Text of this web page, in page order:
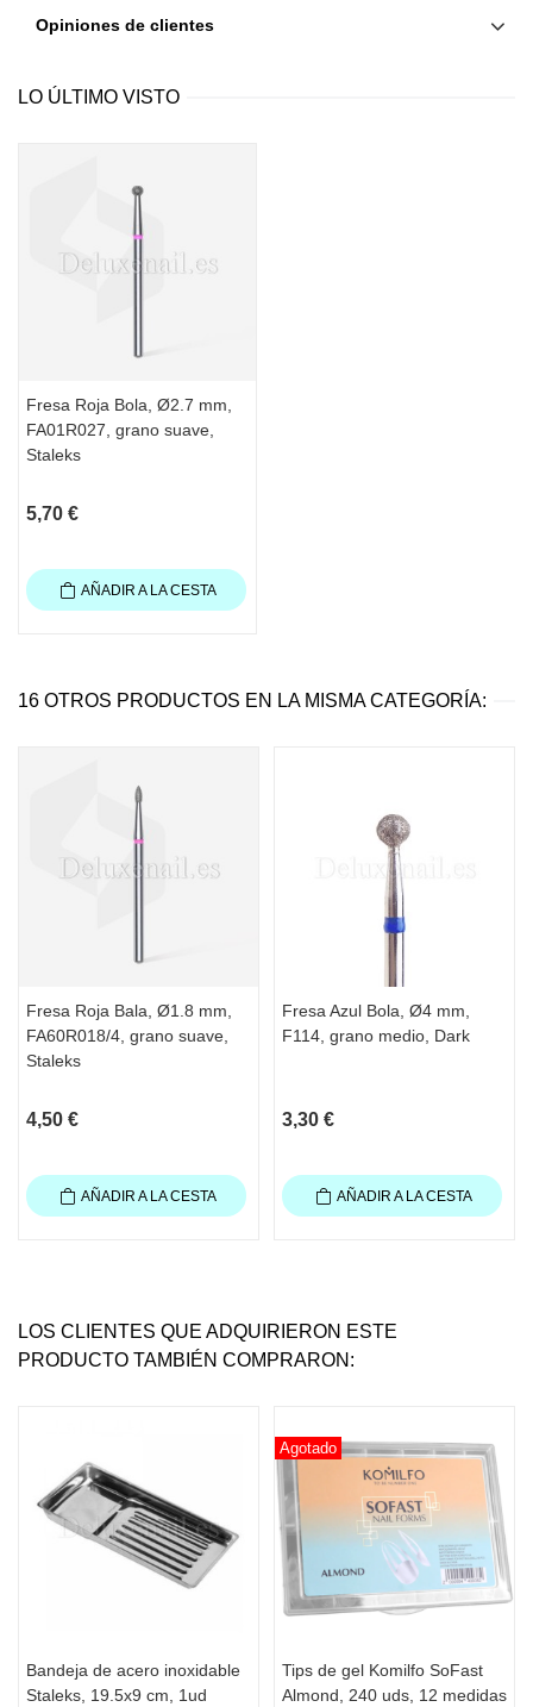
Opiniones de clientes
LO ÚLTIMO VISTO
Fresa Roja Bola, Ø2.7 mm,
FA01R027, grano suave,
Staleks
5,70 €
AÑADIR A LA CESTA
16 OTROS PRODUCTOS EN LA MISMA CATEGORÍA:
Fresa Roja Bala, Ø1.8 mm,
FA60R018/4, grano suave,
Staleks
4,50 €
AÑADIR A LA CESTA
Fresa Azul Bola, Ø4 mm,
F114, grano medio, Dark
3,30 €
AÑADIR A LA CESTA
LOS CLIENTES QUE ADQUIRIERON ESTE
PRODUCTO TAMBIÉN COMPRARON:
Bandeja de acero inoxidable
Staleks, 19.5x9 cm, 1ud
Agotado
Tips de gel Komilfo SoFast
Almond, 240 uds, 12 medidas